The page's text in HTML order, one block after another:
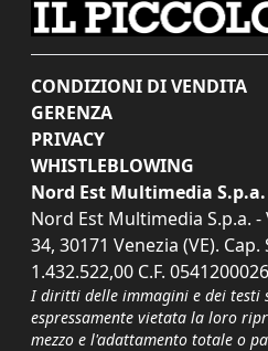
CONDIZIONI DI VENDITA
GERENZA
PRIVACY
WHISTLEBLOWING
Nord Est Multimedia S.p.a.
Nord Est Multimedia S.p.a.
34, 30171 Venezia (VE). Cap.
1.432.522,00 C.F.
I diritti delle immagini e dei testi
espressamente vietata la loro
mezzo e l'adattamento totale o